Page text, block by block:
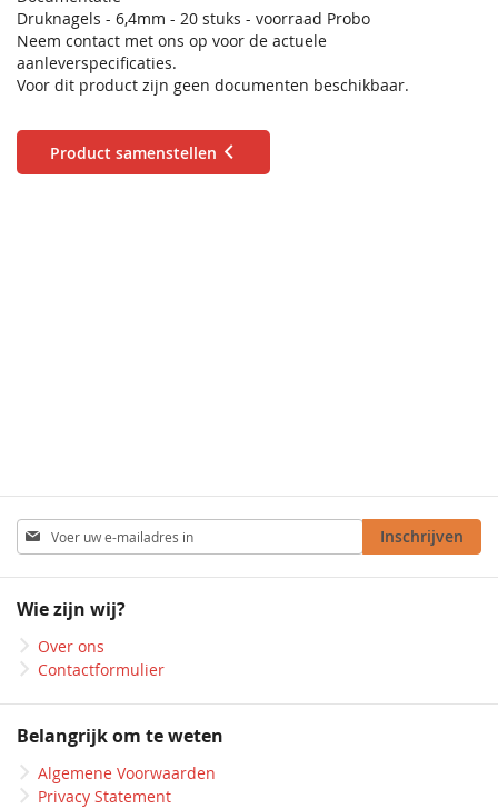
Druknagels - 6,4mm - 20 stuks - voorraad Probo
Neem contact met ons op voor de actuele
aanleverspecificaties.
Voor dit product zijn geen documenten beschikbaar.
Product samenstellen
Abonneer
u
op
nieuwsbrief
Inschrijven
Wie zijn wij?
Over ons
Contactformulier
Belangrijk om te weten
Algemene Voorwaarden
Privacy Statement